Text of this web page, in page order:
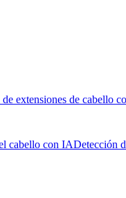
extensiones de cabello
cabello con IADetección